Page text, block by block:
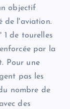
objectif
de l'aviation.
1 de tourelles
par la
Pour une
pas les
nombre de
des